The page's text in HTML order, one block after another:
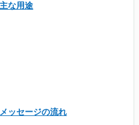
な用途
ッセージの流れ